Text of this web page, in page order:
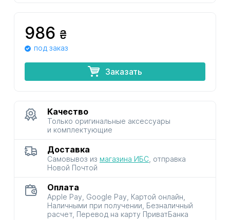
986 ₴
под заказ
Заказать
Качество
Только оригинальные аксессуары
и комплектующие
Доставка
Самовывоз из магазина ИБС , отправка
Новой Почтой
Оплата
Apple Pay, Google Pay, Картой онлайн,
Наличными при получении, Безналичный
расчет, Перевод на карту ПриватБанка